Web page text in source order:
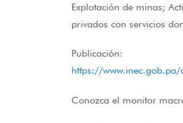
Explotación de minas;
privados con servicios
Publicación:
https://www.inec.gob.pa/
Conozca el monitor